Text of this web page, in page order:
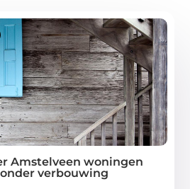
Amstelveen woningen
verbouwing